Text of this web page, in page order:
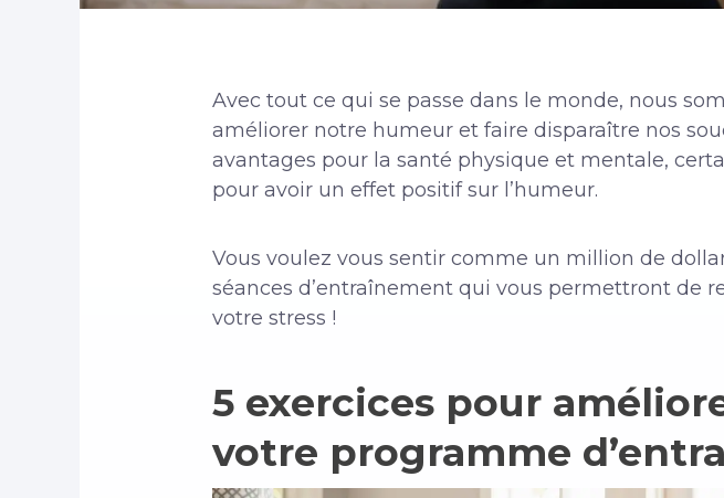
Avec tout ce qui se passe dans le monde, nous
améliorer notre humeur et faire disparaître nos
avantages pour la santé physique et mentale,
pour avoir un effet positif sur l’humeur.
Vous voulez vous sentir comme un million de
séances d’entraînement qui vous permettront de
votre stress !
5 exercices pour
votre programme